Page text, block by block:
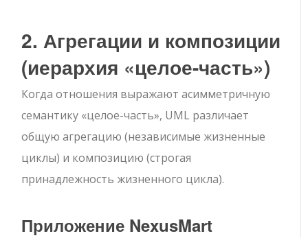
2. Агрегации и композиции
(иерархия «целое-часть»)
Когда отношения выражают асимметричную
семантику «целое-часть», UML различает
общую агрегацию (независимые жизненные
циклы) и композицию (строгая
принадлежность жизненного цикла).
Приложение NexusMart